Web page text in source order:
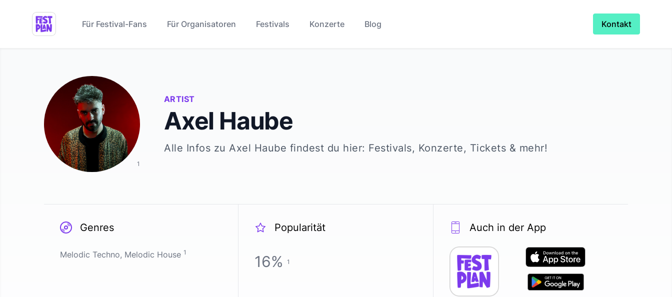
Für Festival-Fans Für Organisatoren Festivals Konzerte Blog Kontakt
ARTIST
Axel Haube
Alle Infos zu Axel Haube findest du hier: Festivals, Konzerte, Tickets & mehr!
1
Genres
Melodic Techno, Melodic House 1
Popularität
16% 1
Auch in der App